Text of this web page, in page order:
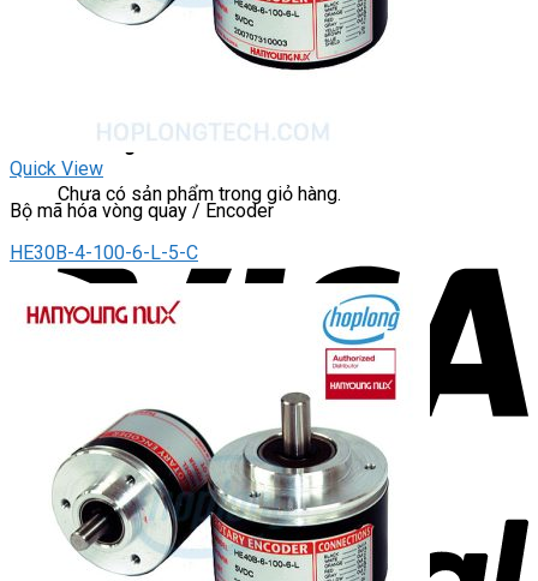
Giỏ hàng
Chưa có sản phẩm trong giỏ hàng.
Quick View
Bộ mã hóa vòng quay / Encoder
HE30B-4-100-6-L-5-C